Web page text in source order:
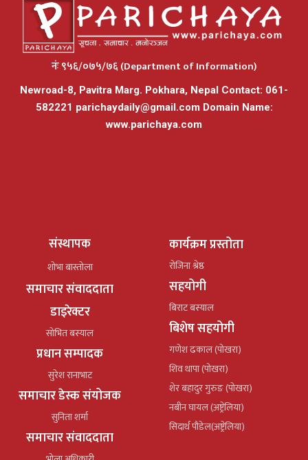
नंः ९५६/०७५/७६ (Department of Information)
Newroad-8, Pavitra Marg. Pokhara, Nepal Contact: 061-
582221 parichaydaily@gmail.comDomain Name:
www.parichaya.com
संस्थापक
शोभा बास्तोला
समाचार संवाददाता
डाइरेक्टर
सोभित बस्याल
प्रधान सम्पादक
सुरेश रानाभाट
समाचार डेस्क संयोजक
सुनिता शर्मा
समाचार संवाददाता
कार्यक्रम प्रस्तोता
रोजिना श्रेष्ठ
सहयोगी
बिराट बस्याल
बिशेष सहयोगी
गणेश ढकाल (पोखरा)
शिव थापा (पोखरा)
शेर बहादुर गुरुङ (पोखरा)
नबीन घायल (अष्ट्रेलिया)
सिदार्थ पौडेल(अष्ट्रेलिया)